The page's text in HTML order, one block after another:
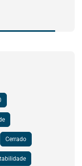
Cerrado